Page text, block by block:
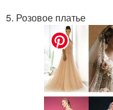
5. Розовое платье